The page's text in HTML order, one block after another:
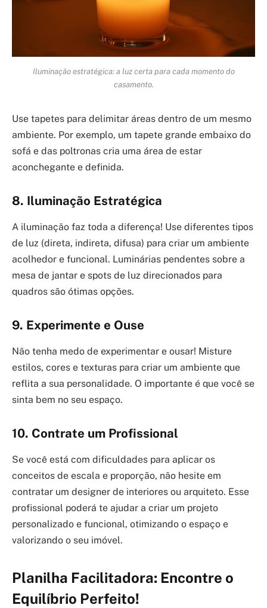
Iluminação estratégica: a luz certa para cada momento do
casamento.
Use tapetes para delimitar áreas dentro de um mesmo
ambiente. Por exemplo, um tapete grande embaixo do
sofá e das poltronas cria uma área de estar
aconchegante e definida.
8. Iluminação Estratégica
A iluminação faz toda a diferença! Use diferentes tipos
de luz (direta, indireta, difusa) para criar um ambiente
acolhedor e funcional. Luminárias pendentes sobre a
mesa de jantar e spots de luz direcionados para
quadros são ótimas opções.
9. Experimente e Ouse
Não tenha medo de experimentar e ousar! Misture
estilos, cores e texturas para criar um ambiente que
reflita a sua personalidade. O importante é que você se
sinta bem no seu espaço.
10. Contrate um Profissional
Se você está com dificuldades para aplicar os
conceitos de escala e proporção, não hesite em
contratar um designer de interiores ou arquiteto. Esse
profissional poderá te ajudar a criar um projeto
personalizado e funcional, otimizando o espaço e
valorizando o seu imóvel.
Planilha Facilitadora: Encontre o
Equilíbrio Perfeito!